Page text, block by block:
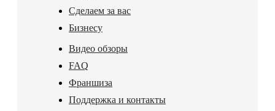
Сделаем за вас
Бизнесу
Видео обзоры
FAQ
Франшиза
Поддержка и контакты